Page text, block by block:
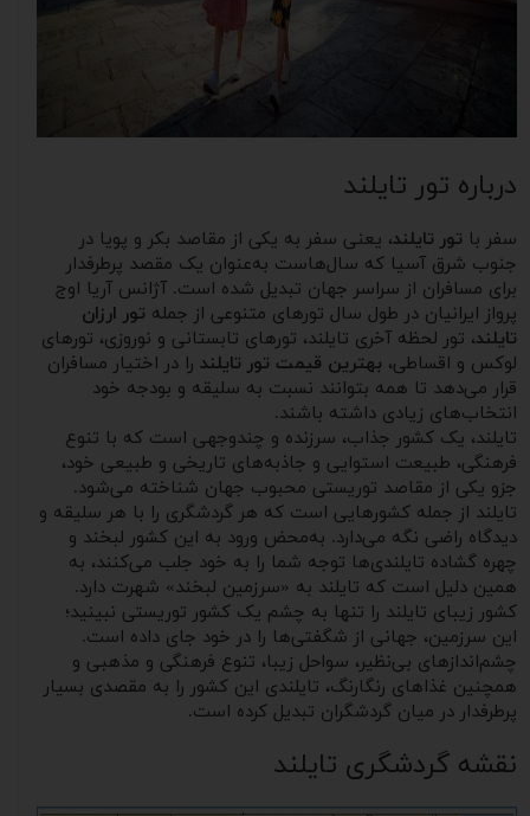
درباره تور تایلند
سفر با تور تایلند، یعنی سفر به یکی از مقاصد بکر و پویا در
جنوب شرق آسیا که سال‌هاست به‌عنوان یک مقصد پرطرفدار
برای مسافران از سراسر جهان تبدیل شده است. آژانس آریا اوج
پرواز ایرانیان در طول سال تورهای متنوعی از جمله تور ارزان
تایلند، تور لحظه آخری تایلند، تورهای تابستانی و نوروزی، تورهای
لوکس و اقساطی، بهترین قیمت تور تایلند را در اختیار مسافران
قرار می‌دهد تا همه بتوانند نسبت به سلیقه و بودجه خود
انتخاب‌های زیادی داشته باشند.
تایلند، یک کشور جذاب، سرزنده و چندوجهی است که با تنوع
فرهنگی، طبیعت استوایی و جاذبه‌های تاریخی و طبیعی خود،
جزو یکی از مقاصد توریستی محبوب جهان شناخته می‌شود.
تایلند از جمله کشورهایی است که هر گردشگری را با هر سلیقه و
دیدگاه راضی نگه می‌دارد. به‌محض ورود به این کشور لبخند و
چهره گشاده تایلندی‌ها توجه شما را به خود جلب می‌کنند، به
همین دلیل است که تایلند به «سرزمین لبخند» شهرت دارد.
کشور زیبای تایلند را تنها به چشم یک کشور توریستی نبینید؛
این سرزمین، جهانی از شگفتی‌ها را در خود جای ‌داده است.
چشم‌اندازهای بی‌نظیر، سواحل زیبا، تنوع فرهنگی و مذهبی و
همچنین غذاهای رنگارنگ، تایلندی این کشور را به مقصدی بسیار
پرطرفدار در میان گردشگران تبدیل کرده است.
نقشه گردشگری تایلند